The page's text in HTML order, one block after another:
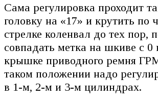
Сама регулировка проходит
головку на «17» и крутить по
стрелке коленвал до тех пор,
совпадать метка на шкиве с
крышке приводного ремня
таком положении надо
в 1-м, 2-м и 3-м цилиндрах.